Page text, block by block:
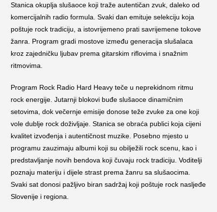
Stanica okuplja slušaoce koji traže autentičan zvuk, daleko od
komercijalnih radio formula. Svaki dan emituje selekciju koja
poštuje rock tradiciju, a istovrijemeno prati savrijemene tokove
žanra. Program gradi mostove između generacija slušalaca
kroz zajedničku ljubav prema gitarskim riflovima i snažnim
ritmovima.
Program Rock Radio Hard Heavy teče u neprekidnom ritmu
rock energije. Jutarnji blokovi buđe slušaoce dinamičnim
setovima, dok večernje emisije donose teže zvuke za one koji
vole dublje rock doživljaje. Stanica se obraća publici koja cijeni
kvalitet izvođenja i autentičnost muzike. Posebno mjesto u
programu zauzimaju albumi koji su obilježili rock scenu, kao i
predstavljanje novih bendova koji čuvaju rock tradiciju. Voditelji
poznaju materiju i dijele strast prema žanru sa slušaocima.
Svaki sat donosi pažljivo biran sadržaj koji poštuje rock nasljeđe
Slovenije i regiona.